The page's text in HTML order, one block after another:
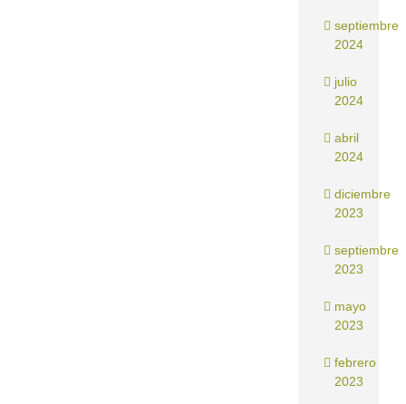
septiembre
2024
julio
2024
abril
2024
diciembre
2023
septiembre
2023
mayo
2023
febrero
2023